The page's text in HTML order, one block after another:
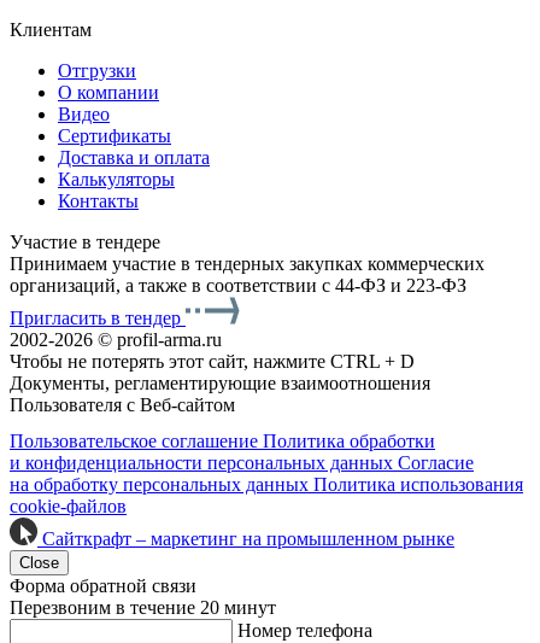
Клиентам
Отгрузки
О компании
Видео
Сертификаты
Доставка и оплата
Калькуляторы
Контакты
Участие в тендере
Принимаем участие в тендерных закупках коммерческих
организаций, а также в соответствии с 44-ФЗ и 223-ФЗ
Пригласить в тендер
2002-2026 © profil-arma.ru
Чтобы не потерять этот сайт, нажмите CTRL + D
Документы, регламентирующие взаимоотношения
Пользователя с Веб-сайтом
Пользовательское соглашение Политика обработки
и конфиденциальности персональных данных Согласие
на обработку персональных данных Политика использования
cookie-файлов
Сайткрафт – маркетинг на промышленном рынке
Close
Форма обратной связи
Перезвоним в течение 20 минут
Номер телефона